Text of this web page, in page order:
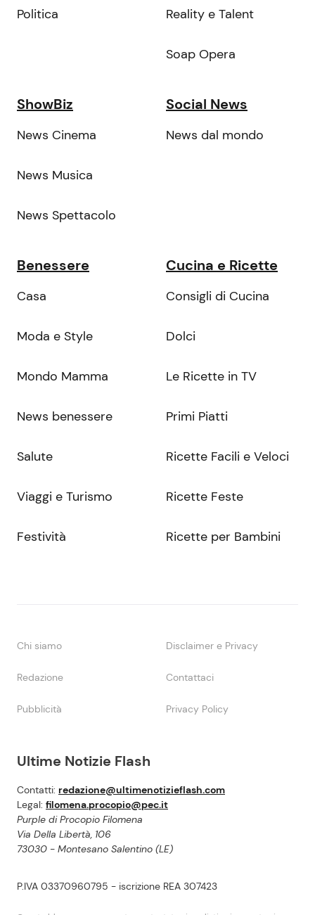
Ultime Notizie Flash
Contatti: redazione@ultimenotizieflash.com
Legal: filomena.procopio@pec.it
Purple di Procopio Filomena
Via Della Libertà, 106
73030 - Montesano Salentino (LE)
P.IVA 03370960795 - iscrizione REA 307423
Politica Reality e Talent
Soap Opera
ShowBiz
News Cinema
News Musica
News Spettacolo
Social News
News dal mondo
Benessere
Casa
Moda e Style
Mondo Mamma
News benessere
Salute
Viaggi e Turismo
Festività
Cucina e Ricette
Consigli di Cucina
Dolci
Le Ricette in TV
Primi Piatti
Ricette Facili e Veloci
Ricette Feste
Ricette per Bambini
Chi siamo Disclaimer e Privacy
Redazione Contattaci
Pubblicità Privacy Policy